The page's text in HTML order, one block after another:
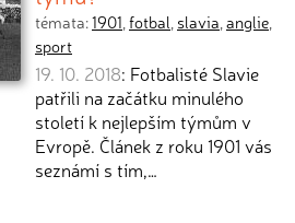
témata:1901,fotbal, slavia,anglie,
sport
19. 10. 2018: Fotbalisté Slavie
patřili na začátku minulého
století k nejlepším týmům v
Evropě. Článek z roku 1901 vás
seznámí s tím,…